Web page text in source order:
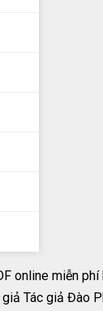
online miễn
Tác giả Đào